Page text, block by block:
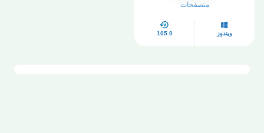
متصفحات
ويندوز 105.0